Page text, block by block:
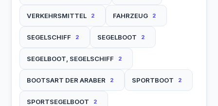
VERKEHRSMITTEL 2 FAHRZEUG 2
SEGELSCHIFF 2 SEGELBOOT 2
SEGELBOOT, SEGELSCHIFF 2
BOOTSART DER ARABER 2 SPORTBOOT 2
SPORTSEGELBOOT 2